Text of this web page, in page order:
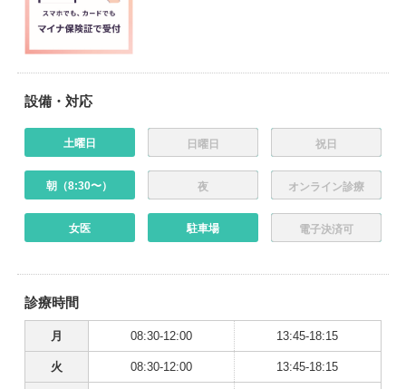
設備・対応
土曜日 日曜日 祝日
朝（8:30〜） 夜 オンライン診療
女医 駐車場 電子決済可
診療時間
月 08:30-12:00 13:45-18:15
火 08:30-12:00 13:45-18:15